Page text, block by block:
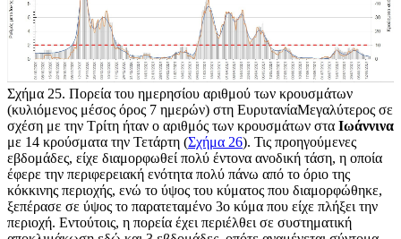
Σχήμα 25. Πορεία του ημερησίου αριθμού των κρουσμάτων
(κυλιόμενος μέσος όρος 7 ημερών) στη ΕυρυτανίαΜεγαλύτερος σε
σχέση με την Τρίτη ήταν ο αριθμός των κρουσμάτων στα Ιωάννινα
με 14 κρούσματα την Τετάρτη (Σχήμα 26). Τις προηγούμενες
εβδομάδες, είχε διαμορφωθεί πολύ έντονα ανοδική τάση, η οποία
έφερε την περιφερειακή ενότητα πολύ πάνω από το όριο της
κόκκινης περιοχής, ενώ το ύψος του κύματος που διαμορφώθηκε,
ξεπέρασε σε ύψος το παρατεταμένο 3ο κύμα που είχε πλήξει την
περιοχή. Εντούτοις, η πορεία έχει περιέλθει σε συστηματική